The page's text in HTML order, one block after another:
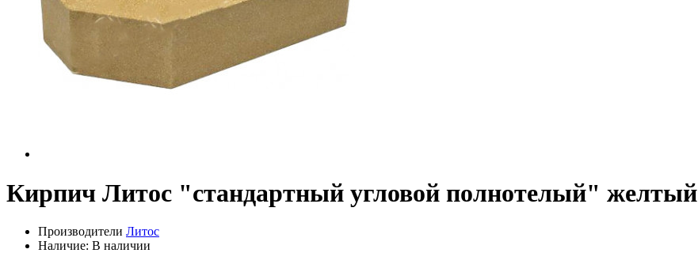
Кирпич Литос "стандартный угловой полнотелый" желтый
Производители Литос
Наличие: В наличии